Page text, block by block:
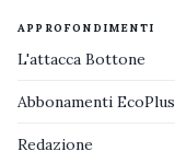
APPROFONDIMENTI
L'attacca Bottone
Abbonamenti EcoPlus
Redazione